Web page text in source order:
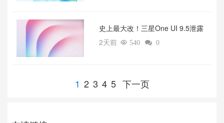
‌史上最大改！三星One UI 9.5泄露
2天前  540  0
1 2 3 4 5 下一页